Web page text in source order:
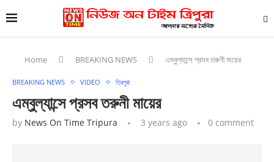
Home BREAKING NEWS এম্বুল্যান্সে প্রসব তরুনী মায়ের
BREAKING NEWS VIDEO ত্রিপুরা
এম্বুল্যান্সে প্রসব তরুনী মায়ের
by News On Time Tripura 3 years ago 0 comment